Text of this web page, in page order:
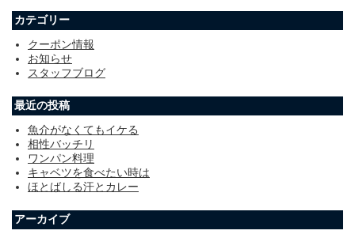
カテゴリー
クーポン情報
お知らせ
スタッフブログ
最近の投稿
魚介がなくてもイケる
相性バッチリ
ワンパン料理
キャベツを食べたい時は
ほとばしる汗とカレー
アーカイブ